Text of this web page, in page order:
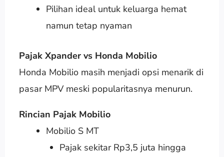
Pilihan ideal untuk keluarga hemat
namun tetap nyaman
Pajak Xpander vs Honda Mobilio
Honda Mobilio masih menjadi opsi menarik di
pasar MPV meski popularitasnya menurun.
Rincian Pajak Mobilio
Mobilio S MT
Pajak sekitar Rp3,5 juta hingga